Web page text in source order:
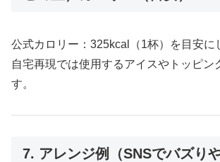
公式カロリー：325kcal（1杯）を目安に
自宅再現では使用するアイスやトッピン
す。
7. アレンジ例（SNSでバズり